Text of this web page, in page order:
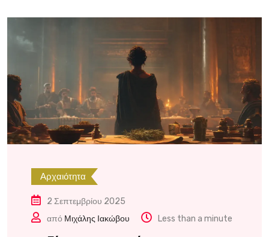
Αρχαιότητα
2 Σεπτεμβρίου 2025
από Μιχάλης Ιακώβου Less than a minute